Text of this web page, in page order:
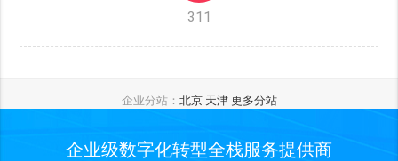
311
企业分站： 北京 天津 更多分站
企业级数字化转型全栈服务提供商